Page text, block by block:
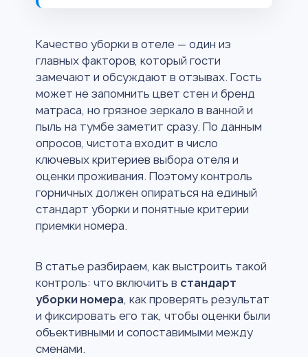
Качество уборки в отеле — один из
главных факторов, который гости
замечают и обсуждают в отзывах. Гость
может не запомнить цвет стен и бренд
матраса, но грязное зеркало в ванной и
пыль на тумбе заметит сразу. По данным
опросов, чистота входит в число
ключевых критериев выбора отеля и
оценки проживания. Поэтому контроль
горничных должен опираться на единый
стандарт уборки и понятные критерии
приемки номера.
В статье разбираем, как выстроить такой
контроль: что включить в стандарт
уборки номера, как проверять результат
и фиксировать его так, чтобы оценки были
объективными и сопоставимыми между
сменами.